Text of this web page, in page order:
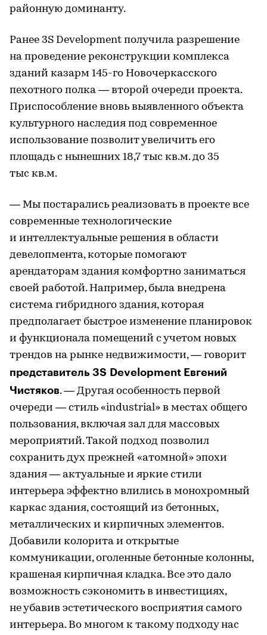
районную доминанту.
Ранее 3S Development получила разрешение
на проведение реконструкции комплекса
зданий казарм 145-го Новочеркасского
пехотного полка — второй очереди проекта.
Приспособление вновь выявленного объекта
культурного наследия под современное
использование позволит увеличить его
площадь с нынешних 18,7 тыс кв.м. до 35
тыс кв.м.
— Мы постарались реализовать в проекте все
современные технологические
и интеллектуальные решения в области
девелопмента, которые помогают
арендаторам здания комфортно заниматься
своей работой. Например, была внедрена
система гибридного здания, которая
предполагает быстрое изменение планировок
и функционала помещений с учетом новых
трендов на рынке недвижимости, — говорит
представитель 3S Development Евгений
Чистяков. — Другая особенность первой
очереди — стиль «industrial» в местах общего
пользования, включая зал для массовых
мероприятий. Такой подход позволил
сохранить дух прежней «атомной» эпохи
здания — актуальные и яркие стили
интерьера эффектно влились в монохромный
каркас здания, состоящий из бетонных,
металлических и кирпичных элементов.
Добавили колорита и открытые
коммуникации, оголенные бетонные колонны,
крашеная кирпичная кладка. Все это дало
возможность сэкономить в инвестициях,
не убавив эстетического восприятия самого
интерьера. Во многом к такому подходу нас